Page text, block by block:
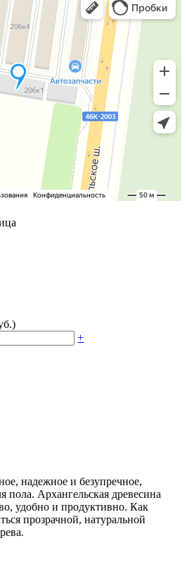
+
надежное и безупречное,
пола. Архангельская древесина
удобно и продуктивно. Как
прозрачной, натуральной